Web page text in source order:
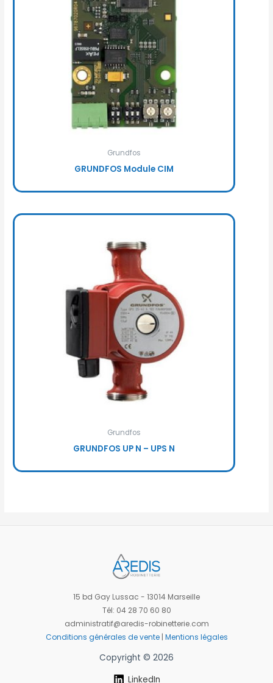
Grundfos
GRUNDFOS Module CIM
Grundfos
GRUNDFOS UP N – UPS N
15 bd Gay Lussac - 13014 Marseille
Tél: 04 28 70 60 80
administratif@aredis-robinetterie.com
Conditions générales de vente| Mentions légales
Copyright © 2026
LinkedIn